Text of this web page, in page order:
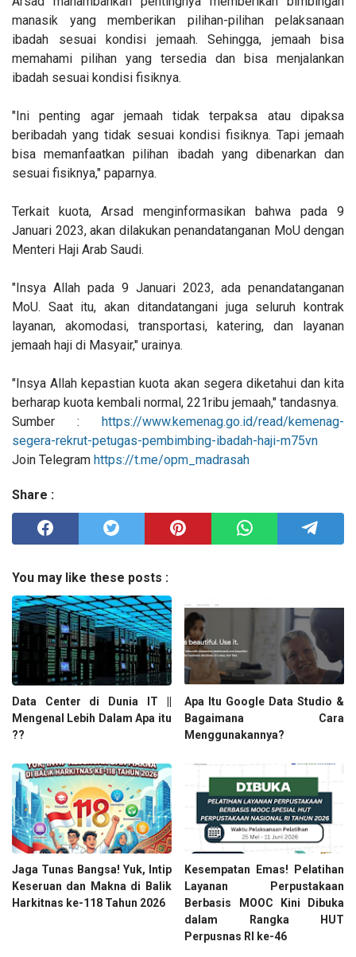
manasik yang memberikan pilihan-pilihan pelaksanaan
ibadah sesuai kondisi jemaah. Sehingga, jemaah bisa
memahami pilihan yang tersedia dan bisa menjalankan
ibadah sesuai kondisi fisiknya.
"Ini penting agar jemaah tidak terpaksa atau dipaksa
beribadah yang tidak sesuai kondisi fisiknya. Tapi jemaah
bisa memanfaatkan pilihan ibadah yang dibenarkan dan
sesuai fisiknya," paparnya.
Terkait kuota, Arsad menginformasikan bahwa pada 9
Januari 2023, akan dilakukan penandatanganan MoU dengan
Menteri Haji Arab Saudi.
"Insya Allah pada 9 Januari 2023, ada penandatanganan
MoU. Saat itu, akan ditandatangani juga seluruh kontrak
layanan, akomodasi, transportasi, katering, dan layanan
jemaah haji di Masyair," urainya.
"Insya Allah kepastian kuota akan segera diketahui dan kita
berharap kuota kembali normal, 221ribu jemaah," tandasnya.
Sumber :
https://www.kemenag.go.id/read/kemenag-
segera-rekrut-petugas-pembimbing-ibadah-haji-m75vn
Join Telegram https://t.me/opm_madrasah
Share :
You may like these posts :
Data Center di Dunia IT ||
Mengenal Lebih Dalam Apa itu
??
Apa Itu Google Data Studio &
Bagaimana Cara
Menggunakannya?
Jaga Tunas Bangsa! Yuk, Intip
Keseruan dan Makna di Balik
Harkitnas ke-118 Tahun 2026
Kesempatan Emas! Pelatihan
Layanan Perpustakaan
Berbasis MOOC Kini Dibuka
dalam Rangka HUT
Perpusnas RI ke-46